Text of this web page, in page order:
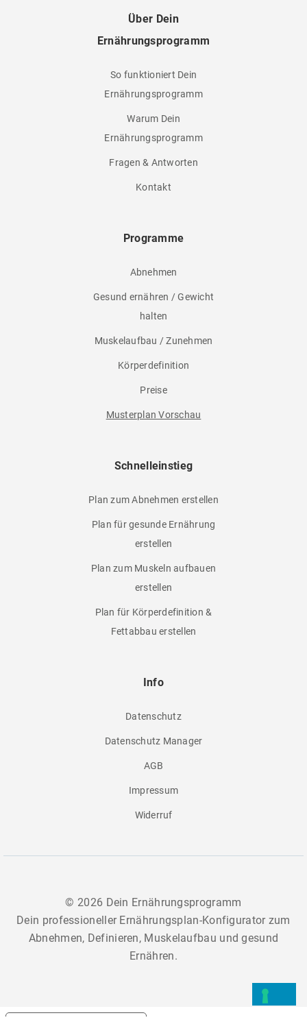
Über Dein
Ernährungsprogramm
So funktioniert Dein
Ernährungsprogramm
Warum Dein
Ernährungsprogramm
Fragen & Antworten
Kontakt
Programme
Abnehmen
Gesund ernähren / Gewicht
halten
Muskelaufbau / Zunehmen
Körperdefinition
Preise
Musterplan Vorschau
Schnelleinstieg
Plan zum Abnehmen erstellen
Plan für gesunde Ernährung
erstellen
Plan zum Muskeln aufbauen
erstellen
Plan für Körperdefinition &
Fettabbau erstellen
Info
Datenschutz
Datenschutz Manager
AGB
Impressum
Widerruf
© 2026 Dein Ernährungsprogramm
Dein professioneller Ernährungsplan-Konfigurator zum
Abnehmen, Definieren, Muskelaufbau und gesund
Ernähren.